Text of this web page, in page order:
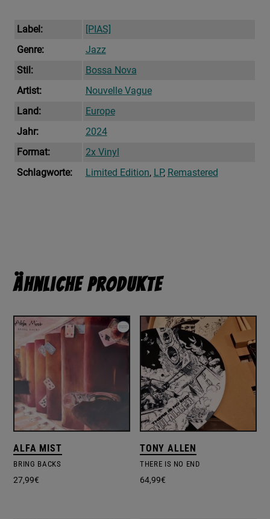
Label:
[PIAS]
Genre:
Jazz
Stil:
Bossa Nova
Artist:
Nouvelle Vague
Land:
Europe
Jahr:
2024
Format:
2x Vinyl
Schlagworte:
Limited Edition, LP, Remastered
Ähnliche Produkte
ALFA MIST
BRING BACKS
27,99€
TONY ALLEN
THERE IS NO END
64,99€